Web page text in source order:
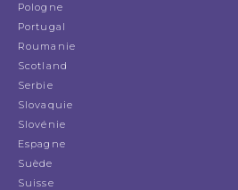
Pologne
Portugal
Roumanie
Scotland
Serbie
Slovaquie
Slovénie
Espagne
Suède
Suisse